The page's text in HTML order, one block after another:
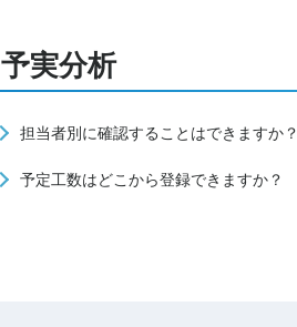
予実分析
担当者別に確認することはできますか？
予定工数はどこから登録できますか？